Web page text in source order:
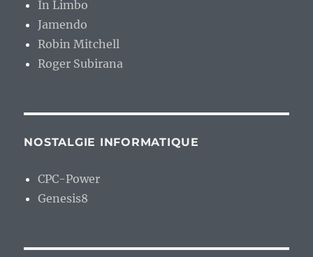
In Limbo
Jamendo
Robin Mitchell
Roger Subirana
NOSTALGIE INFORMATIQUE
CPC-Power
Genesis8